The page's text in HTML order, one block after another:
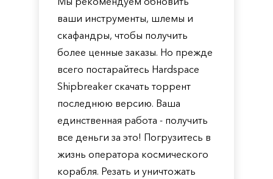
ваши инструменты, шлемы и
скафандры, чтобы получить
более ценные заказы. Но прежде
всего постарайтесь Hardspace
Shipbreaker скачать торрент
последнюю версию. Ваша
единственная работа - получить
все деньги за это! Погрузитесь в
жизнь оператора космического
корабля. Резать и уничтожать